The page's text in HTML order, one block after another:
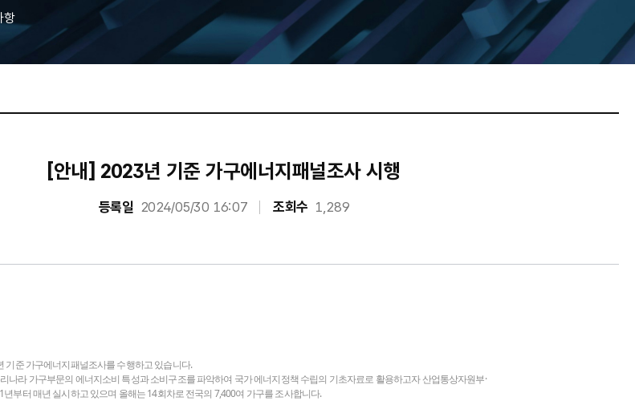
항
[안내] 2023년 기준 가구에너지패널조사 시행
등록일 2024/05/30 16:07 조회수 1,289
기준 가구에너지패널조사를 수행하고 있습니다.
나라 가구부문의 에너지소비 특성과 소비구조를 파악하여 국가 에너지정책 수립의 기초자료로 활용하고자 산업통상자원부·
부터 매년 실시하고 있으며 올해는 14회차로 전국의 7,400여 가구를 조사합니다.